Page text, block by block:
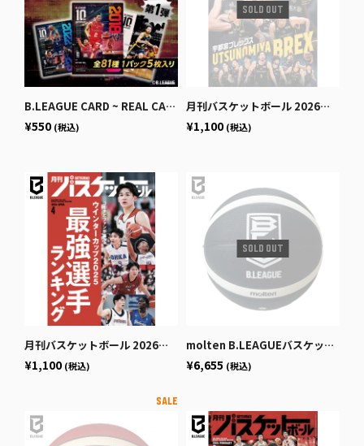
B.LEAGUE CARD ~ REAL CARD COLLECTION~＜10th ANNIVERSARY パック＞
¥550 (税込)
月刊バスケットボール 2026年5月号 (発売日2026年3月25日)
¥1,100 (税込)
月刊バスケットボール 2026年4月号 (発売日2026年2月25日)
¥1,100 (税込)
molten B.LEAGUEバスケットボール7号球
¥6,655 (税込)